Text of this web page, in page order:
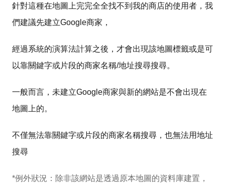
針對這種在地圖上完完全全找不到我的商店的使用者，我
們建議先建立Google商家，
經過系統的演算法計算之後，才會出現該地圖標籤或是可
以靠關鍵字或片段的商家名稱/地址搜尋搜尋。
一般而言，未建立Google商家與新的網站是不會出現在
地圖上的。
不僅無法靠關鍵字或片段的商家名稱搜尋，也無法用地址
搜尋
*例外狀況：除非該網站是透過原本地圖的資料庫建置，